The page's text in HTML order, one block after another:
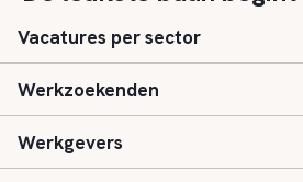
Vacatures per sector
Basisonderwijs
Speciaal (basis) onderwijs
Werkzoekenden
Aanmelden
Werkgevers